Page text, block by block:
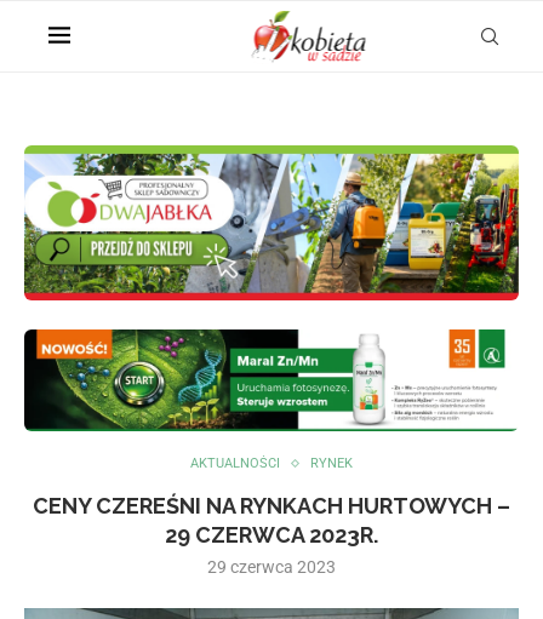
AKTUALNOŚCI RYNEK
CENY CZEREŚNI NA RYNKACH HURTOWYCH –
29 CZERWCA 2023R.
29 czerwca 2023